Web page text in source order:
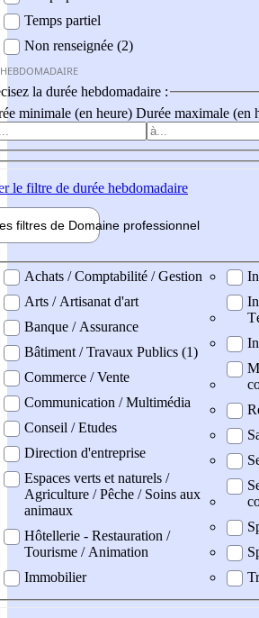
Temps partiel
Non renseignée (2)
la durée hebdomadaire :
minimale (en heure) Durée maximale (en
le filtre de durée hebdomadaire
filtres de Domaine professionnel
professionel
Achats / Comptabilité / Gestion
Arts / Artisanat d'art
Banque / Assurance
Bâtiment / Travaux Publics (1)
Commerce / Vente
Communication / Multimédia
Conseil / Etudes
Direction d'entreprise
Espaces verts et naturels /
Agriculture / Pêche / Soins aux
animaux
Hôtellerie - Restauration /
Tourisme / Animation
Immobilier